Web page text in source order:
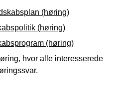
(høring)
(høring)
(høring)
hvor alle interesserede